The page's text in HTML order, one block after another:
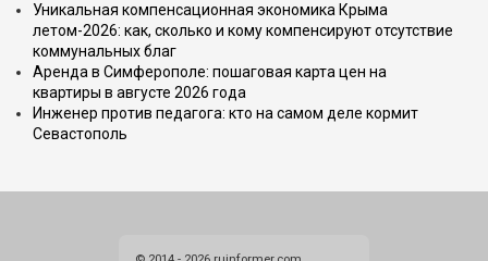
Уникальная компенсационная экономика Крыма
летом-2026: как, сколько и кому компенсируют отсутствие
коммунальных благ
Аренда в Симферополе: пошаговая карта цен на
квартиры в августе 2026 года
Инженер против педагога: кто на самом деле кормит
Севастополь